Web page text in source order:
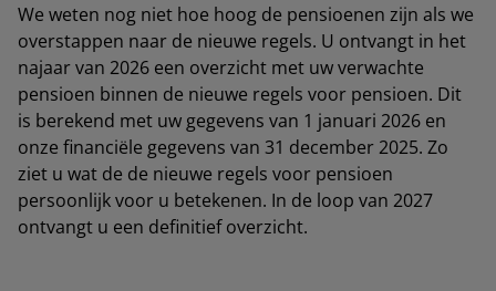
We weten nog niet hoe hoog de pensioenen zijn als we
overstappen naar de nieuwe regels. U ontvangt in het
najaar van 2026 een overzicht met uw verwachte
pensioen binnen de nieuwe regels voor pensioen. Dit
is berekend met uw gegevens van 1 januari 2026 en
onze financiële gegevens van 31 december 2025. Zo
ziet u wat de de nieuwe regels voor pensioen
persoonlijk voor u betekenen. In de loop van 2027
ontvangt u een definitief overzicht.